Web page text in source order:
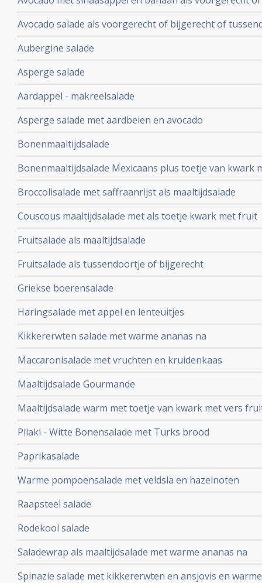
Avocado salade als voorgerecht of bijgerecht of
Aubergine salade
Asperge salade
Aardappel - makreelsalade
Asperge salade met aardbeien en avocado
Bonenmaaltijdsalade
Bonenmaaltijdsalade Mexicaans plus toetje van kwark
Broccolisalade met saffraanrijst als maaltijdsalade
Couscous maaltijdsalade met als toetje kwark met fruit
Fruitsalade als maaltijdsalade
Fruitsalade als tussendoortje of bijgerecht
Griekse boerensalade
Haringsalade met appel en lenteuitjes
Kikkererwten salade met warme ananas na
Maccaronisalade met vruchten en kruidenkaas
Maaltijdsalade Gourmande
Maaltijdsalade warm met toetje van kwark met vers
Pilaki - Witte Bonensalade met Turks brood
Paprikasalade
Warme pompoensalade met veldsla en hazelnoten
Raapsteel salade
Rodekool salade
Saladewrap als maaltijdsalade met warme ananas na
Spinazie salade met kikkererwten en ansjovis en